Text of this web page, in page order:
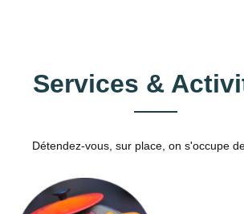
Services &
Détendez-vous, sur place, on s'occupe